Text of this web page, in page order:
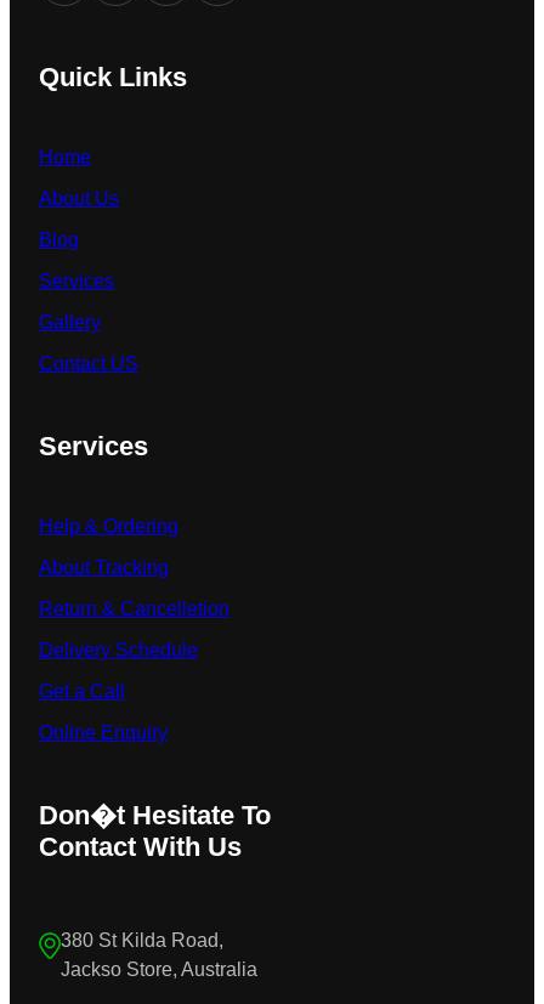
Quick Links
Home
About Us
Blog
Services
Gallery
Contact US
Services
Help & Ordering
About Tracking
Return & Cancelletion
Delivery Schedule
Get a Call
Online Enquiry
Don�t Hesitate To
Contact With Us
380 St Kilda Road,
Jackso Store, Australia